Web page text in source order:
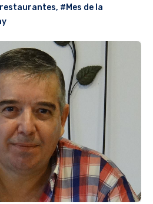
, #Mes de la